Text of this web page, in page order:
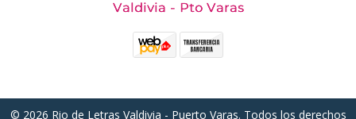
© 2026 Rio de Letras Valdivia - Puerto Varas. Todos los derechos